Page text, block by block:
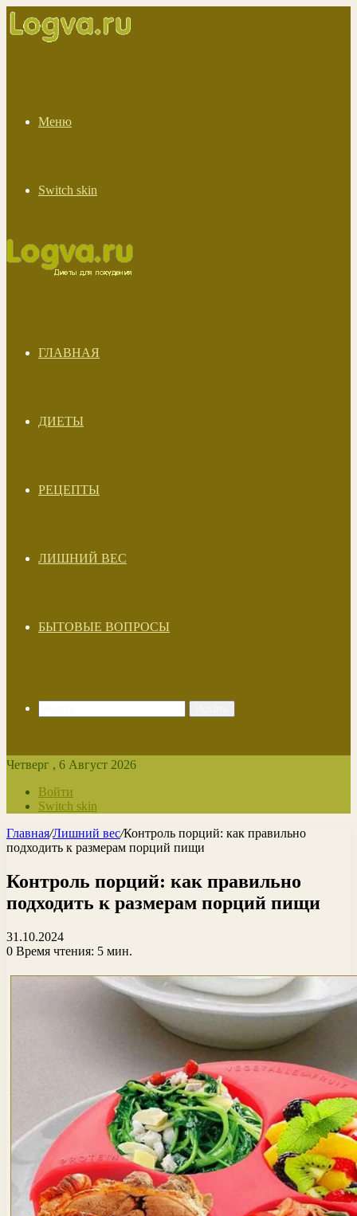
Меню
Switch skin
ГЛАВНАЯ
ДИЕТЫ
РЕЦЕПТЫ
ЛИШНИЙ ВЕС
БЫТОВЫЕ ВОПРОСЫ
Четверг , 6 Август 2026
Войти
Switch skin
Главная/Лишний вес/Контроль порций: как правильно
подходить к размерам порций пищи
Контроль порций: как правильно
подходить к размерам порций пищи
31.10.2024
0 Время чтения: 5 мин.